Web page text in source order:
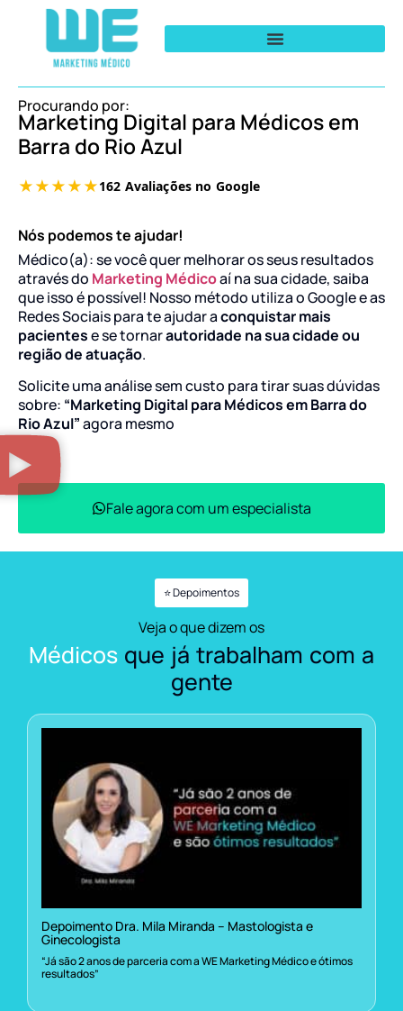
Procurando por:
Marketing Digital para Médicos em
Barra do Rio Azul
Nós podemos te ajudar!
Médico(a): se você quer melhorar os seus resultados
através do Marketing Médicoaí na sua cidade, saiba
que isso é possível! Nosso método utiliza o Google e as
Redes Sociais para te ajudar aconquistar mais
pacientese se tornarautoridade na sua cidade ou
região de atuação.
Solicite uma análise sem custo para tirar suas dúvidas
sobre: “Marketing Digital para Médicos em Barra do
Rio Azul”agora mesmo
Fale agora com um especialista
⭐ Depoimentos
Veja o que dizem os
Médicos que já trabalham com a
gente
Depoimento Dra. Mila Miranda – Mastologista e
Ginecologista
“Já são 2 anos de parceria com a WE Marketing Médico e ótimos
resultados”